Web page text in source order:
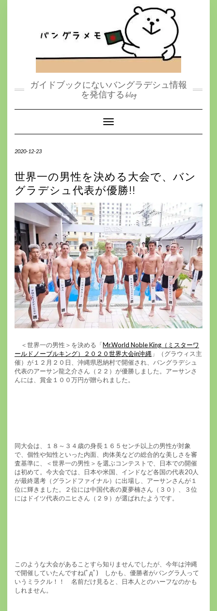
ガイドブックにないバングラデシュ情報
を発信するblog
Toggle Navigation
2020-12-23
世界一の男性を決める大会で、バン
グラデシュ代表が優勝!!
＜世界一の男性＞を決める「Mr.World Noble King（ミスターワ
ールドノーブルキング）２０２０世界大会in沖縄 」（グラウィス主
催）が１２月２０日、沖縄県恩納村で開催され、バングラデシュ
代表のアーサン龍之介さん（２２）が優勝しました。アーサンさ
んには、賞金１００万円が贈られました。
同大会は、１８～３４歳の身長１６５センチ以上の男性が対象
で、個性や知性といった内面、肉体美などの総合的な美しさを審
査基準に、＜世界一の男性＞を選ぶコンテストで、日本での開催
は初めて。今大会では、日本や米国、インドなど各国の代表20人
が最終選考（グランドファイナル）に出場し、アーサンさんが１
位に輝きました。２位には中国代表の夏夢楠さん（３０）、３位
にはドイツ代表のニヒさん（２９）が選ばれたようです。
このような大会があることすら知りませんでしたが、今年は沖縄
で開催していたんですね(ﾟдﾟ) しかも、優勝者がバングラ人って
いうミラクル！！ 名前だけ見ると、日本人とのハーフなのかも
しれません。